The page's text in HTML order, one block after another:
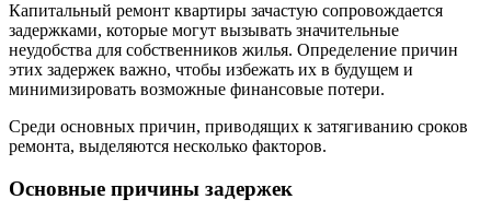
Капитальный ремонт квартиры зачастую сопровождается
задержками, которые могут вызывать значительные
неудобства для собственников жилья. Определение причин
этих задержек важно, чтобы избежать их в будущем и
минимизировать возможные финансовые потери.
Среди основных причин, приводящих к затягиванию сроков
ремонта, выделяются несколько факторов.
Основные причины задержек